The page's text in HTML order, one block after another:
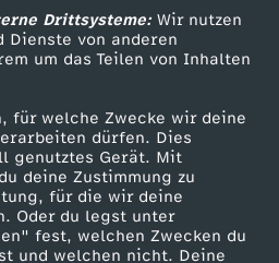
Drittsysteme:Wir nutzen
Dienste von anderen
um das Teilen von Inhalten
für welche Zwecke wir deine
dürfen. Dies
genutztes Gerät. Mit
deine Zustimmung zu
für die wir deine
Oder du legst unter
fest, welchen Zwecken du
und welchen nicht. Deine